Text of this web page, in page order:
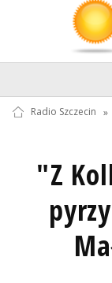
Radio Szczecin »
"Z